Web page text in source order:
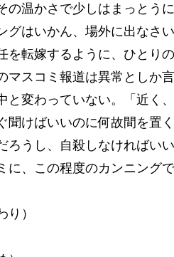
温かさで少しはまっとう
グはいかん、場外に出なさ
転嫁するように、ひとり
マスコミ報道は異常としか
と変わっていない。「近く
聞けばいいのに何故間を置
ろうし、自殺しなければい
に、この程度のカンニング
）